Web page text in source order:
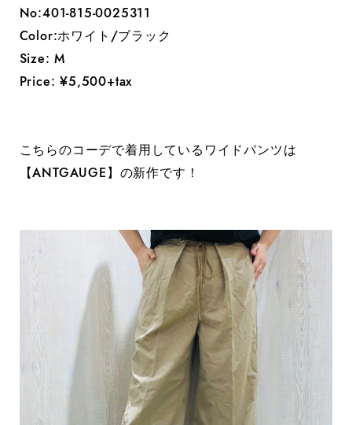
No:401-815-0025311
Color:ホワイト/ブラック
Size: M
Price: ¥5,500+tax
こちらのコーデで着用しているワイドパンツは
【ANTGAUGE】の新作です！